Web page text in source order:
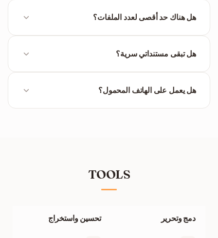
التنسيق للملفات الأصلية.
هل هناك حد أقصى لعدد الملفات؟
وقتاً أطول حسب اتصال الإنترنت.
هل تبقى مستنداتي سرية؟
بياناتكم.
هل يعمل على الهاتف المحمول؟
TOOLS
دمج وتحرير تحسين واستخراج